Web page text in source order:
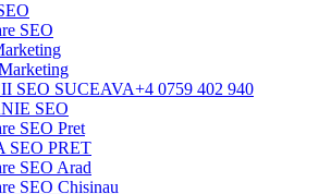
SEO
SEO SUCEAVA+4 0759 402 940
SEO
SEO Pret
SEO PRET
SEO Arad
SEO Chisinau